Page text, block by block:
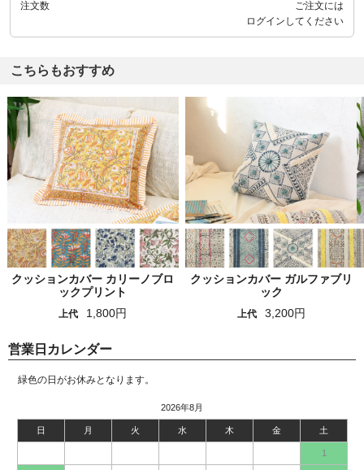
注文数
ご注文には
ログイン してください
こちらもおすすめ
クッションカバー カリーノブロ
ックプリント
上代 1,800円
クッションカバー ガルファブリ
ック
上代 3,200円
営業日カレンダー
緑色の日がお休みとなります。
2026年8月
日 月 火 水 木 金 土
1